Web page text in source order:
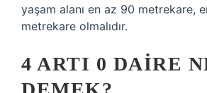
yaşam alanı en az 90 metrekare,
metrekare olmalıdır.
4 ARTI 0 DAIRE